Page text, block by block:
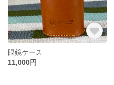
眼鏡ケース
11,000円